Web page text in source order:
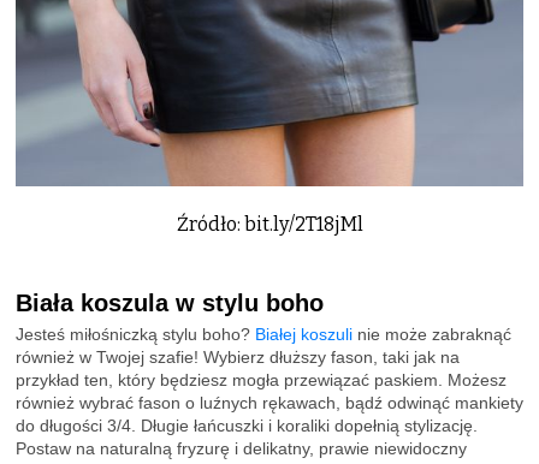
Źródło: bit.ly/2T18jMl
Biała koszula w stylu boho
Jesteś miłośniczką stylu boho? Białej koszuli nie może zabraknąć
również w Twojej szafie! Wybierz dłuższy fason, taki jak na
przykład ten, który będziesz mogła przewiązać paskiem. Możesz
również wybrać fason o luźnych rękawach, bądź odwinąć mankiety
do długości 3/4. Długie łańcuszki i koraliki dopełnią stylizację.
Postaw na naturalną fryzurę i delikatny, prawie niewidoczny